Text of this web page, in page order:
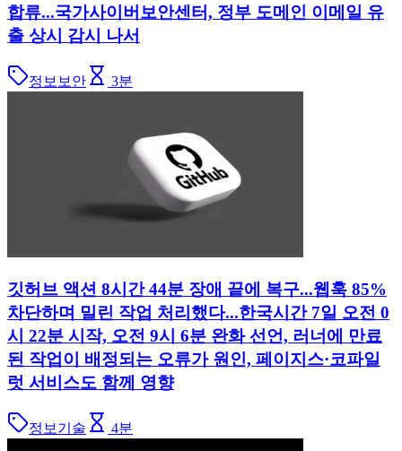
합류...국가사이버보안센터, 정부 도메인 이메일 유
출 상시 감시 나서
정보보안 3분
깃허브 액션 8시간 44분 장애 끝에 복구...웹훅 85%
차단하며 밀린 작업 처리했다...한국시간 7일 오전 0
시 22분 시작, 오전 9시 6분 완화 선언, 러너에 만료
된 작업이 배정되는 오류가 원인, 페이지스·코파일
럿 서비스도 함께 영향
정보기술 4분